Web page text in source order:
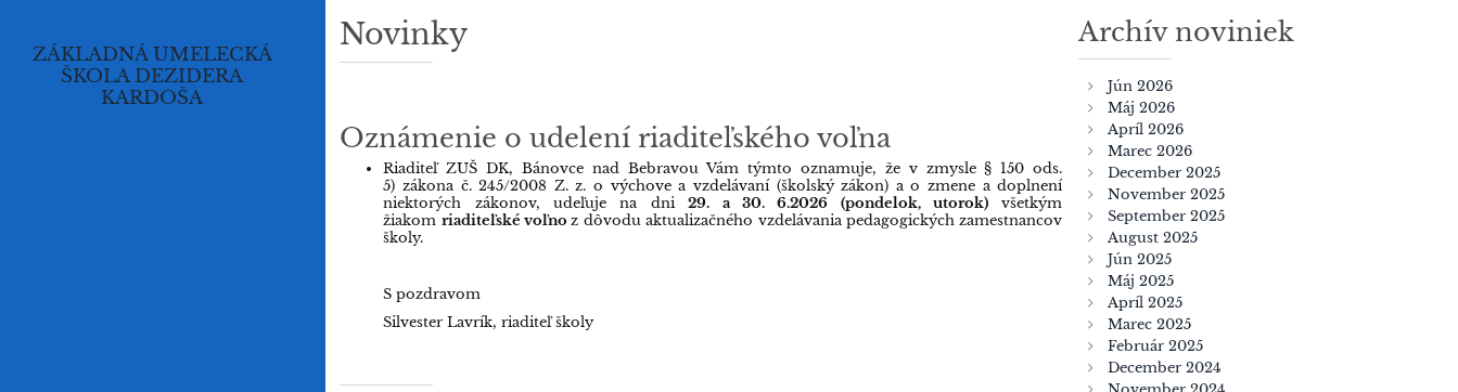
ZÁKLADNÁ UMELECKÁ
ŠKOLA DEZIDERA
KARDOŠA
Novinky
Novinky
Oznámenie o udelení riaditeľského voľna
Riaditeľ ZUŠ DK, Bánovce nad Bebravou Vám týmto oznamuje, že v zmysle § 150 ods.
5) zákona č. 245/2008 Z. z. o výchove a vzdelávaní (školský zákon) a o zmene a doplnení
niektorých zákonov, udeľuje na dni29. a 30. 6.2026 (pondelok, utorok)všetkým
žiakom riaditeľské voľnoz dôvodu aktualizačného vzdelávania pedagogických zamestnancov
školy.
S pozdravom
Silvester Lavrík, riaditeľ školy
Archív noviniek
Jún 2026
Máj 2026
Apríl 2026
Marec 2026
December 2025
November 2025
September 2025
August 2025
Jún 2025
Máj 2025
Apríl 2025
Marec 2025
Február 2025
December 2024